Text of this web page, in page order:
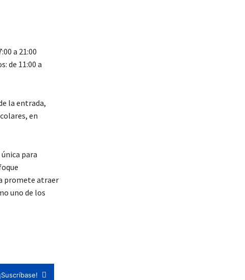
a 21:00
de 11:00 a
la entrada,
en
para
promete atraer
uno de los
¡Suscríbase!